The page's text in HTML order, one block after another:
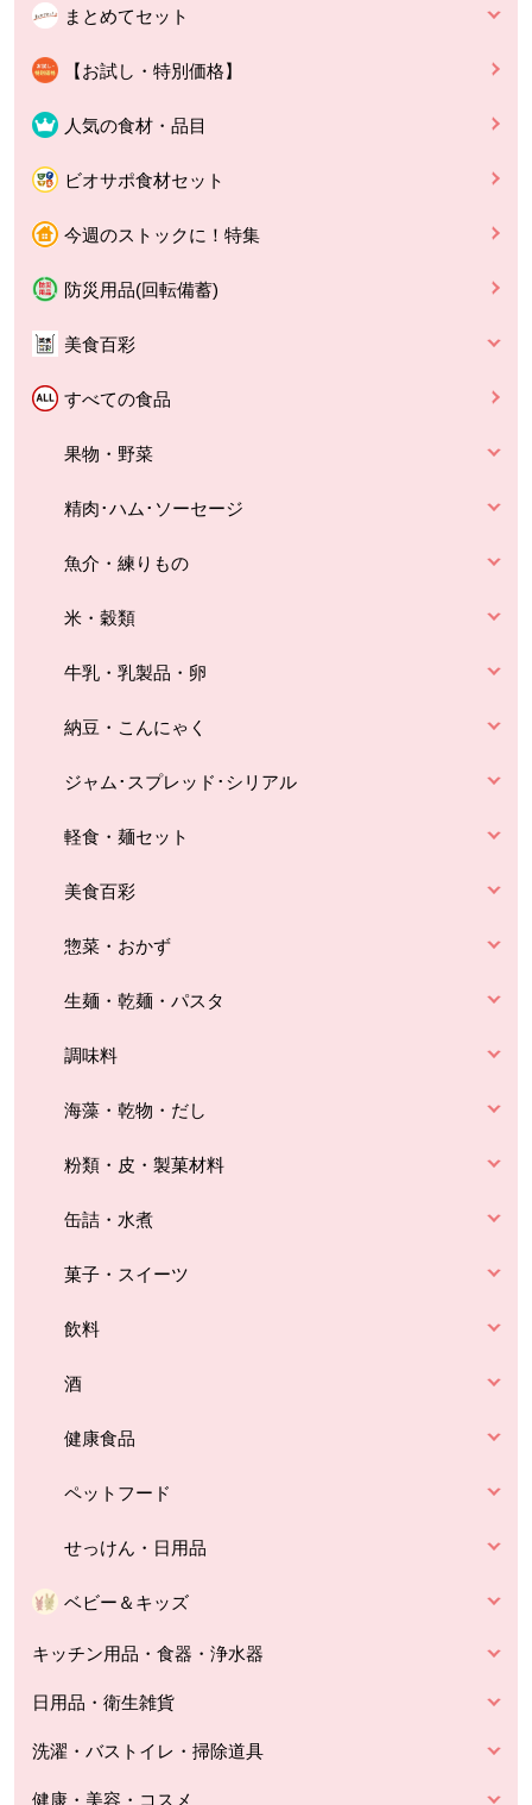
まとめてセット
【お試し・特別価格】
人気の食材・品目
ビオサポ食材セット
今週のストックに！特集
防災用品(回転備蓄)
美食百彩
すべての食品
果物・野菜
精肉･ハム･ソーセージ
魚介・練りもの
米・穀類
牛乳・乳製品・卵
納豆・こんにゃく
ジャム･スプレッド･シリアル
軽食・麺セット
美食百彩
惣菜・おかず
生麺・乾麺・パスタ
調味料
海藻・乾物・だし
粉類・皮・製菓材料
缶詰・水煮
菓子・スイーツ
飲料
酒
健康食品
ペットフード
せっけん・日用品
ベビー＆キッズ
キッチン用品・食器・浄水器
日用品・衛生雑貨
洗濯・バストイレ・掃除道具
健康・美容・コスメ